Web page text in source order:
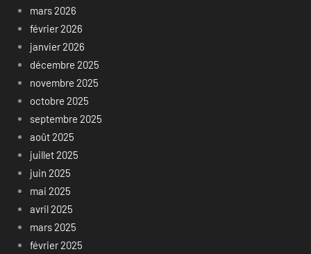
mars 2026
février 2026
janvier 2026
décembre 2025
novembre 2025
octobre 2025
septembre 2025
août 2025
juillet 2025
juin 2025
mai 2025
avril 2025
mars 2025
février 2025